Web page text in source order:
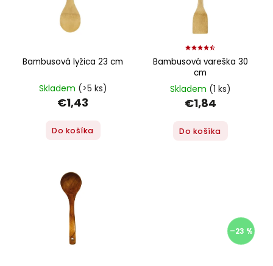
Bambusová lyžica 23 cm
Skladem (>5 ks)
€1,43
Do košíka
Bambusová vareška 30
cm
Skladem (1 ks)
€1,84
Do košíka
–23 %